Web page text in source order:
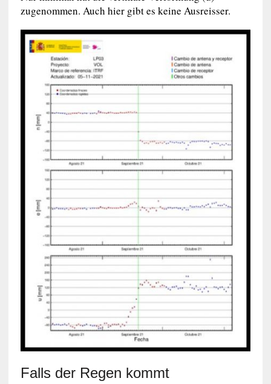
zugenommen. Auch hier gibt es keine Ausreisser.
Falls der Regen kommt